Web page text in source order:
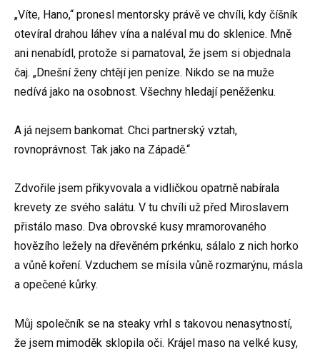
„Víte, Hano,“ pronesl mentorsky právě ve chvíli, kdy číšník
otevíral drahou láhev vína a naléval mu do sklenice. Mně
ani nenabídl, protože si pamatoval, že jsem si objednala
čaj. „Dnešní ženy chtějí jen peníze. Nikdo se na muže
nedívá jako na osobnost. Všechny hledají peněženku.
A já nejsem bankomat. Chci partnerský vztah,
rovnoprávnost. Tak jako na Západě.“
Zdvořile jsem přikyvovala a vidličkou opatrně nabírala
krevety ze svého salátu. V tu chvíli už před Miroslavem
přistálo maso. Dva obrovské kusy mramorovaného
hovězího ležely na dřevěném prkénku, sálalo z nich horko
a vůně koření. Vzduchem se mísila vůně rozmarýnu, másla
a opečené kůrky.
Můj společník se na steaky vrhl s takovou nenasytností,
že jsem mimoděk sklopila oči. Krájel maso na velké kusy,